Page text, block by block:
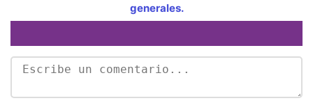
generales.